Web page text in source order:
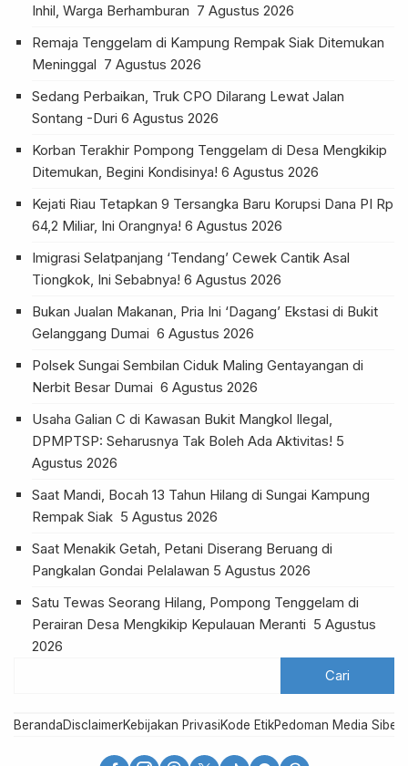
Inhil, Warga Berhamburan 7 Agustus 2026
Remaja Tenggelam di Kampung Rempak Siak Ditemukan
Meninggal 7 Agustus 2026
Sedang Perbaikan, Truk CPO Dilarang Lewat Jalan
Sontang -Duri 6 Agustus 2026
Korban Terakhir Pompong Tenggelam di Desa Mengkikip
Ditemukan, Begini Kondisinya! 6 Agustus 2026
Kejati Riau Tetapkan 9 Tersangka Baru Korupsi Dana PI Rp
64,2 Miliar, Ini Orangnya! 6 Agustus 2026
Imigrasi Selatpanjang ‘Tendang’ Cewek Cantik Asal
Tiongkok, Ini Sebabnya! 6 Agustus 2026
Bukan Jualan Makanan, Pria Ini ‘Dagang’ Ekstasi di Bukit
Gelanggang Dumai 6 Agustus 2026
Polsek Sungai Sembilan Ciduk Maling Gentayangan di
Nerbit Besar Dumai 6 Agustus 2026
Usaha Galian C di Kawasan Bukit Mangkol Ilegal,
DPMPTSP: Seharusnya Tak Boleh Ada Aktivitas! 5
Agustus 2026
Saat Mandi, Bocah 13 Tahun Hilang di Sungai Kampung
Rempak Siak 5 Agustus 2026
Saat Menakik Getah, Petani Diserang Beruang di
Pangkalan Gondai Pelalawan 5 Agustus 2026
Satu Tewas Seorang Hilang, Pompong Tenggelam di
Perairan Desa Mengkikip Kepulauan Meranti 5 Agustus
2026
BerandaDisclaimerKebijakan PrivasiKode EtikPedoman Media Siber